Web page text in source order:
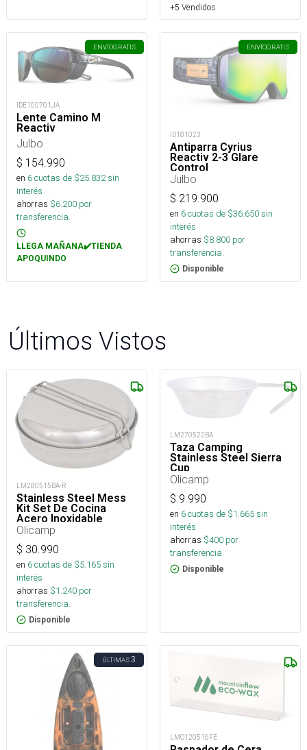
+5 Vendidos
ENVÍOGRATIS
IDE100701JA
Lente Camino M
Reactiv
Julbo
$ 154.990
en 6cuotas de $25.832sin
interés
ahorras $6.200 por
transferencia.
LLEGA MAÑANA✔️TIENDA
APOQUINDO
ENVÍOGRATIS
ID181023
Antiparra Cyrius
Reactiv 2-3 Glare
Control
Julbo
$ 219.900
en 6cuotas de $36.650sin
interés
ahorras $8.800 por
transferencia.
Disponible
Últimos Vistos
LM280515BA-R
Stainless Steel Mess
Kit Set De Cocina
Acero Inoxidable
Camping
Olicamp
$ 30.990
en 6cuotas de $5.165sin
interés
ahorras $1.240 por
transferencia.
Disponible
LM270522BA
Taza Camping
Stainless Steel Sierra
Cup
Olicamp
$ 9.990
en 6cuotas de $1.665sin
interés
ahorras $400 por
transferencia.
Disponible
ÚLTIMAS3
LMO120516FE